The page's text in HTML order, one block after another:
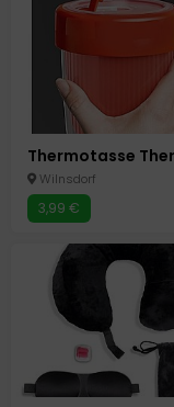
Wilnsdorf
3,99 €